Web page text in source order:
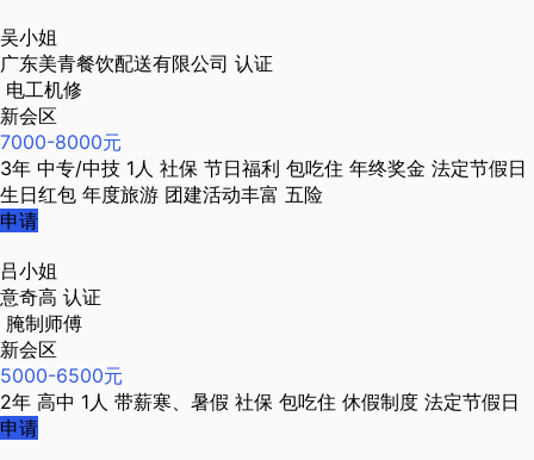
吴小姐
广东美青餐饮配送有限公司 认证
电工机修
新会区
7000-8000元
3年 中专/中技 1人 社保 节日福利 包吃住 年终奖金 法定节假日
生日红包 年度旅游 团建活动丰富 五险
申请
吕小姐
意奇高 认证
腌制师傅
新会区
5000-6500元
2年 高中 1人 带薪寒、暑假 社保 包吃住 休假制度 法定节假日
申请